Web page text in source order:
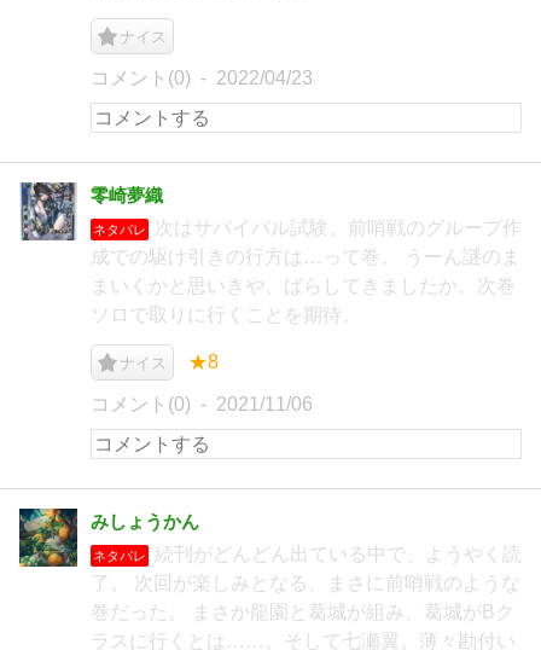
ナイス
コメント(0) 2022/04/23
零崎夢織
ネタバレ
次はサバイバル試験。前哨戦のグループ作
成での駆け引きの行方は…って巻。 うーん謎のま
まいくかと思いきや、ばらしてきましたか。次巻
ソロで取りに行くことを期待。
ナイス ★8
コメント(0) 2021/11/06
みしょうかん
ネタバレ
続刊がどんどん出ている中で、ようやく読
了。 次回が楽しみとなる、まさに前哨戦のような
巻だった。 まさか龍園と葛城が組み、葛城がBク
ラスに行くとは……。そして七瀬翼。薄々勘付い